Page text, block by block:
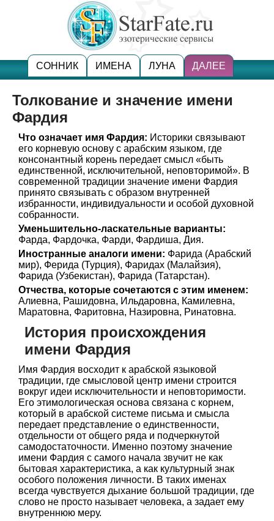
СОННИК ИМЕНА ЛУНА ДАЛЕЕ
Толкование и значение имени
Фардия
Что означает имя Фардия: Историки связывают
его корневую основу с арабским языком, где
консонантный корень передает смысл «быть
единственной, исключительной, неповторимой». В
современной традиции значение имени Фардия
принято связывать с образом внутренней
избранности, индивидуальности и особой духовной
собранности.
Уменьшительно-ласкательные варианты:
Фарда, Фардочка, Фарди, Фардиша, Дия.
Иностранные аналоги имени: Фарида (Арабский
мир), Ферида (Турция), Фаридах (Малайзия),
Фарида (Узбекистан), Фарида (Татарстан).
Отчества, которые сочетаются с этим именем:
Алиевна, Рашидовна, Ильдаровна, Камилевна,
Маратовна, Фаритовна, Назировна, Ринатовна.
История происхождения
имени Фардия
Имя Фардия восходит к арабской языковой
традиции, где смысловой центр имени строится
вокруг идеи исключительности и неповторимости.
Его этимологическая основа связана с корнем,
который в арабской системе письма и смысла
передает представление о единственности,
отдельности от общего ряда и подчеркнутой
самодостаточности. Именно поэтому значение
имени Фардия с самого начала звучит не как
бытовая характеристика, а как культурный знак
особого положения личности. В таких именах
всегда чувствуется дыхание большой традиции, где
слово не просто называет человека, а задает ему
внутреннюю меру.